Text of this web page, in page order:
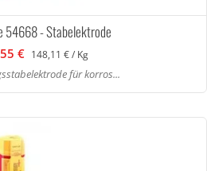
54668 - Stabelektrode
€ 148,11 € / Kg
für korros...